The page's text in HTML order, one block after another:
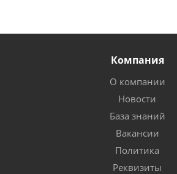
Компания
О компании
Новости
База знаний
Вакансии
Политика
Реквизиты